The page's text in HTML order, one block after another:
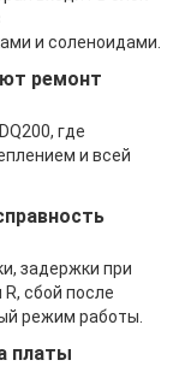
и соленоидами.
ремонт
где
и всей
задержки при
сбой после
режим работы.
платы